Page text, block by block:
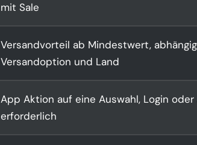
mit Sale
Versandvorteil ab Mindestwert,
Versandoption und Land
App Aktion auf eine Auswahl, Login
erforderlich